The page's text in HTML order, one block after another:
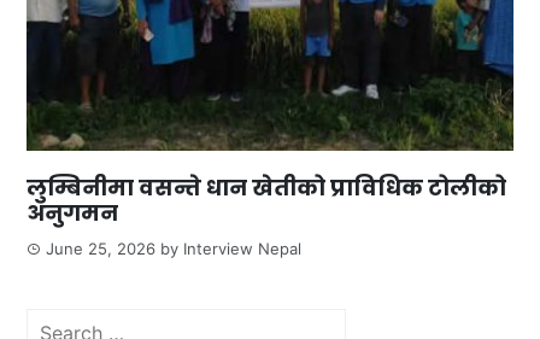
लुम्बिनीमा वसन्ते धान खेतीको प्राविधिक टोलीको
अनुगमन
June 25, 2026 by Interview Nepal
Search